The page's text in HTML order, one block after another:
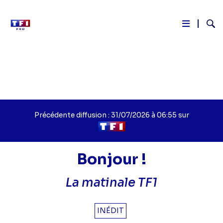
Précédente diffusion : 31/07/2026 à 06:55 sur
Bonjour !
La matinale TF1
INÉDIT